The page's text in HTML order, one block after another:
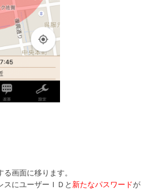
画面に移ります。
にユーザーＩＤと 新たなパスワードが